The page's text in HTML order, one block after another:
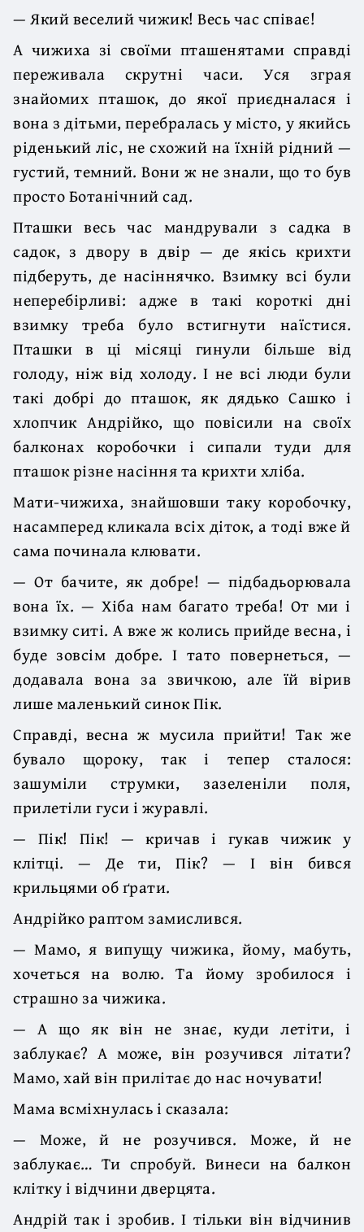
— Який веселий чижик! Весь час співає!
А чижиха зі своїми пташенятами справді
переживала скрутні часи. Уся зграя
знайомих пташок, до якої приєдналася і
вона з дітьми, перебралась у місто, у якийсь
ріденький ліс, не схожий на їхній рідний —
густий, темний. Вони ж не знали, що то був
просто Ботанічний сад.
Пташки весь час мандрували з садка в
садок, з двору в двір — де якісь крихти
підберуть, де насіннячко. Взимку всі були
неперебірливі: адже в такі короткі дні
взимку треба було встигнути наїстися.
Пташки в ці місяці гинули більше від
голоду, ніж від холоду. І не всі люди були
такі добрі до пташок, як дядько Сашко і
хлопчик Андрійко, що повісили на своїх
балконах коробочки і сипали туди для
пташок різне насіння та крихти хліба.
Мати-чижиха, знайшовши таку коробочку,
насамперед кликала всіх діток, а тоді вже й
сама починала клювати.
— От бачите, як добре! — підбадьорювала
вона їх. — Хіба нам багато треба! От ми і
взимку ситі. А вже ж колись прийде весна, і
буде зовсім добре. І тато повернеться, —
додавала вона за звичкою, але їй вірив
лише маленький синок Пік.
Справді, весна ж мусила прийти! Так же
бувало щороку, так і тепер сталося:
зашуміли струмки, зазеленіли поля,
прилетіли гуси і журавлі.
— Пік! Пік! — кричав і гукав чижик у
клітці. — Де ти, Пік? — І він бився
крильцями об ґрати.
Андрійко раптом замислився.
— Мамо, я випущу чижика, йому, мабуть,
хочеться на волю. Та йому зробилося і
страшно за чижика.
— А що як він не знає, куди летіти, і
заблукає? А може, він розучився літати?
Мамо, хай він прилітає до нас ночувати!
Мама всміхнулась і сказала:
— Може, й не розучився. Може, й не
заблукає… Ти спробуй. Винеси на балкон
клітку і відчини дверцята.
Андрій так і зробив. І тільки він відчинив